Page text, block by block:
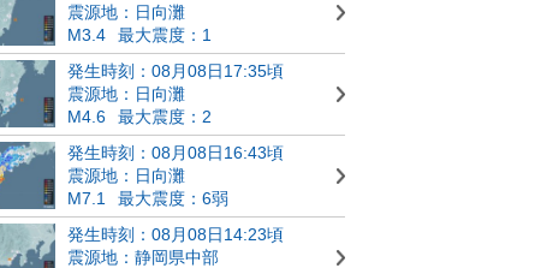
震源地：日向灘
M3.4
最大震度：1
発生時刻：08月08日17:35頃
震源地：日向灘
M4.6
最大震度：2
発生時刻：08月08日16:43頃
震源地：日向灘
M7.1
最大震度：6弱
発生時刻：08月08日14:23頃
震源地：静岡県中部